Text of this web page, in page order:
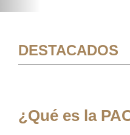
DESTACADOS
¿Qué es la